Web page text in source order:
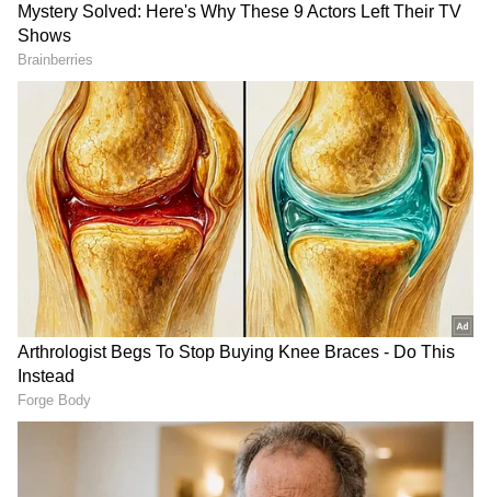
2
3
Image Credit :Instagram
Film Crosses Major Milestone at the Marathi
Box Office
ರಿತೇಶ್ ದೇಶಮುಖ್ ನಿರ್ದೇಶನದ ಈ ಚಿತ್ರ ಮೊದಲ
ವಾರದಲ್ಲಿ ಸುಮಾರು 52.65 ಕೋಟಿ ರೂ. ಗಳಿಸಿತ್ತು. ಈಗ